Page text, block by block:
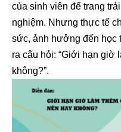
của sinh viên để trang
nghiệm. Nhưng thực tế
sức, ảnh hưởng đến học
ra câu hỏi: “Giới hạn giờ
không?”.